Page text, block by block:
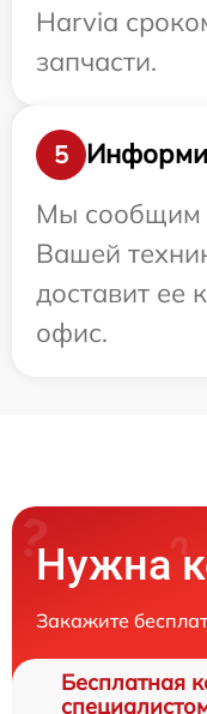
Harvia
запчасти.
5
Мы сообщим
Вашей
доставит ее
офис.
Нужна
Закажите
Бесплатная